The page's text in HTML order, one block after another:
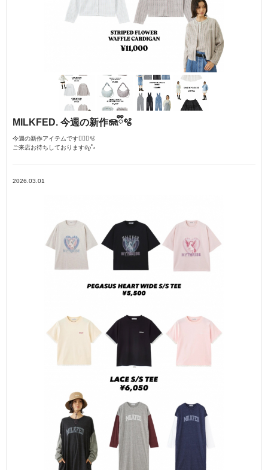
MILKFED. 今週の新作🪼ྀི🫧
今週の新作アイテムです🧚🏻‍♀️🫧
ご来店お待ちしております𝜗𝜚˚⋆
2026.03.01